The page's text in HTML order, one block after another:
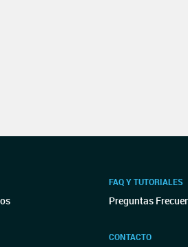
FAQ Y TUTORIALES
Preguntas
CONTACTO